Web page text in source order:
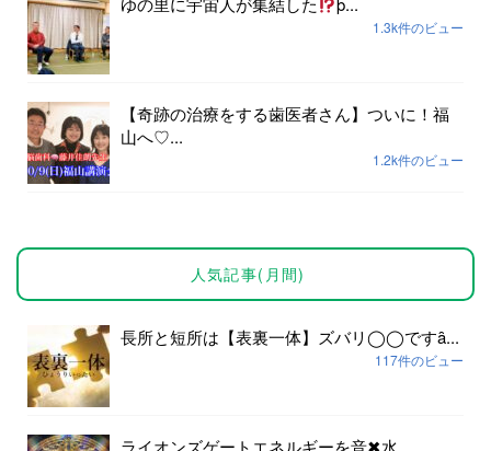
1.3k件のビュー
【奇跡の治療をする歯医者さん】ついに！福
山へ♡...
1.2k件のビュー
人気記事(月間)
長所と短所は【表裏一体】ズバリ◯◯ですȃ...
117件のビュー